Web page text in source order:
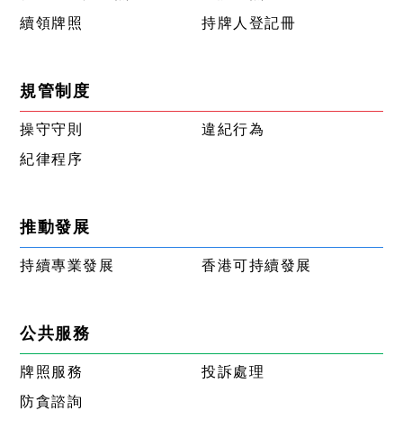
續領牌照
持牌人登記冊
規管制度
操守守則
違紀行為
紀律程序
推動發展
持續專業發展 香港可持續發展
公共服務
牌照服務
投訴處理
防貪諮詢